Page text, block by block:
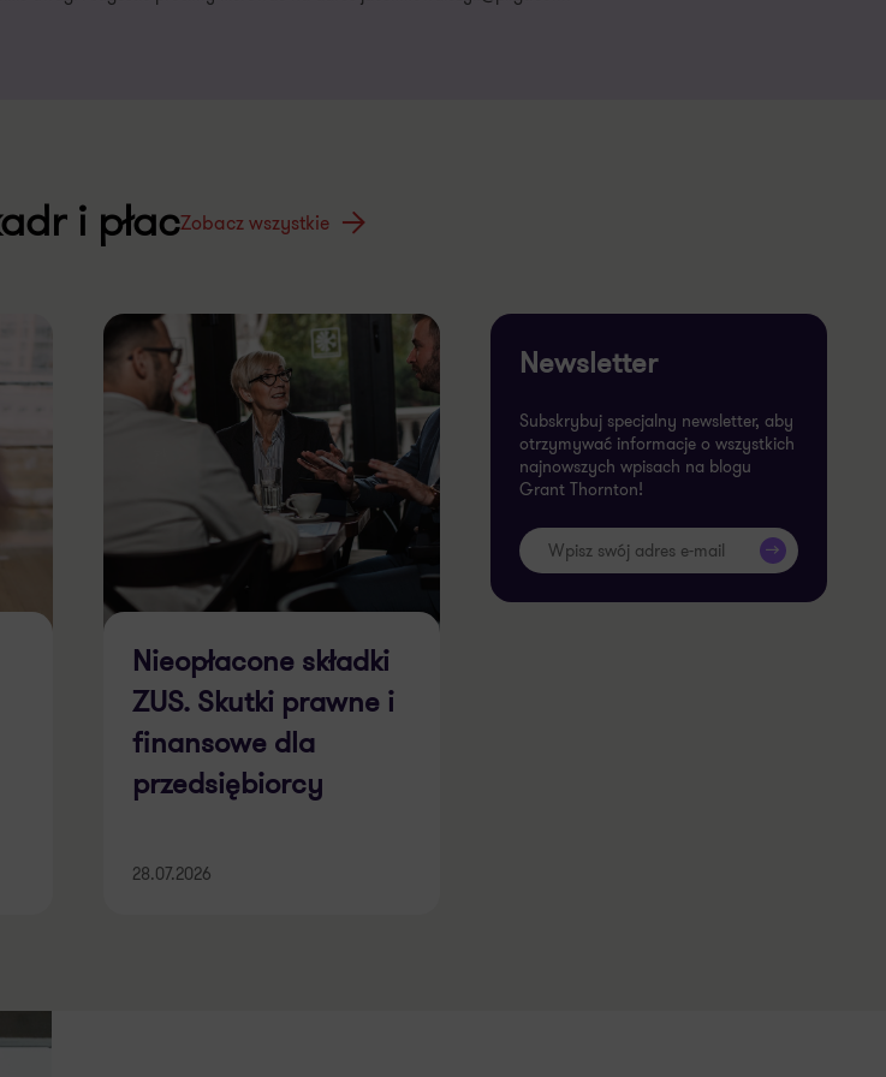
i płacZobacz wszystkie
Nieopłacone składki
ZUS. Skutki prawne i
finansowe dla
przedsiębiorcy
28.07.2026
Newsletter
Subskrybuj specjalny newsletter, aby
otrzymywać informacje o wszystkich
najnowszych wpisach na blogu
Grant Thornton!
>>